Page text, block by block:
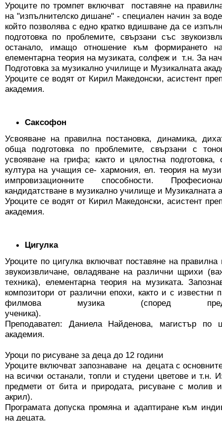
Уроците по тромпет включват поставяне на
на "изпълнителско дишане" - специален начин за
който позволява с едно кратко вдишване да се
подготовка по проблемите, свързани със
останало, имащо отношение към формирането на
елементарна теория на музиката, солфеж и т.н. За
Подготовка за музикално училище и Музикалната
Уроците се водят от Кирил Македонски, асистент
академия.
Саксофон
Усвояване на правилна постановка, динамика,
обща подготовка по проблемите, свързани с
усвояване на грифа; както и цялостна подготовка,
култура на учащия се- хармония, ел. теория на
импровизационните способности.
кандидатстване в музикално училище и Музикалната
Уроците се водят от Кирил Македонски, асистент
академия.
Цигулка
Уроците по цигулка включват поставяне на правилна
звукоизвличане, овладяване на различни щрихи
техника), елементарна теория на музиката.
композитори от различни епохи, както и с известни
филмова музика (според
ученика).
Преподавател: Даниела Найденова, магистър по
академия.
Уроци по рисуване за деца до 12 години
Уроците включват запознаване на децата с
на всички останали, топли и студени цветове и т.н.
предмети от бита и природата, рисуване с молив
акрил).
Програмата допуска промяна и адаптиране към
на децата.